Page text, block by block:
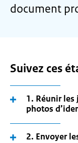
document
Suivez ces
1. Réunir les
photos
2. Envoyer